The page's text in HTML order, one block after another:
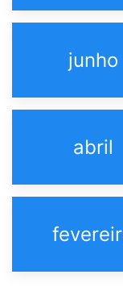
junho
abril